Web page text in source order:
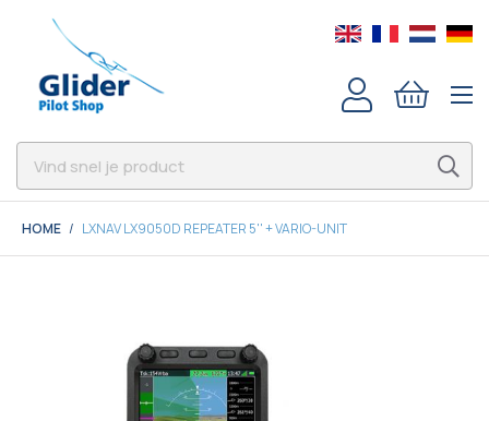
HOME LXNAV LX9050D REPEATER 5'' + VARIO-UNIT